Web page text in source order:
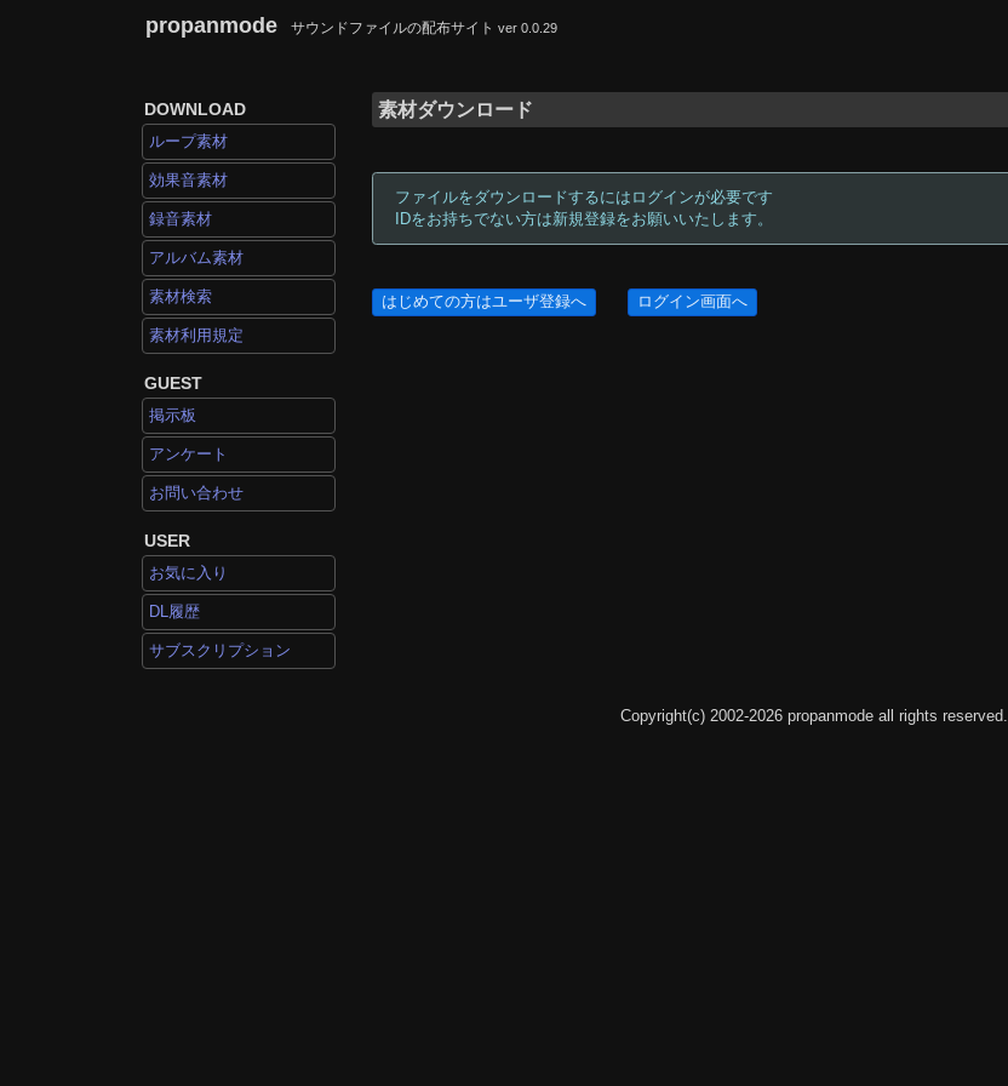
propanmode サウンドファイルの配布サイト ver 0.0.29
DOWNLOAD
ループ素材
効果音素材
録音素材
アルバム素材
素材検索
素材利用規定
GUEST
掲示板
アンケート
お問い合わせ
USER
お気に入り
DL履歴
サブスクリプション
素材ダウンロード
ファイルをダウンロードするにはログインが必要です
IDをお持ちでない方は新規登録をお願いいたします。
はじめての方はユーザ登録へ ログイン画面へ
Copyright(c) 2002-2026 propanmode all rights reserved.